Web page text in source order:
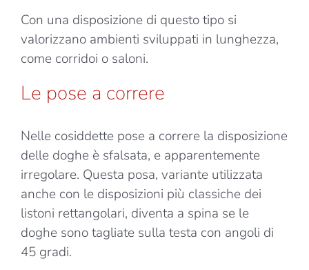
Con una disposizione di questo tipo si
valorizzano ambienti sviluppati in lunghezza,
come corridoi o saloni.
Le pose a correre
Nelle cosiddette pose a correre la disposizione
delle doghe è sfalsata, e apparentemente
irregolare. Questa posa, variante utilizzata
anche con le disposizioni più classiche dei
listoni rettangolari, diventa a spina se le
doghe sono tagliate sulla testa con angoli di
45 gradi.